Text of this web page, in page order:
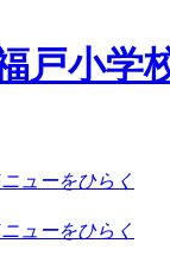
ューをひらく
ューをひらく